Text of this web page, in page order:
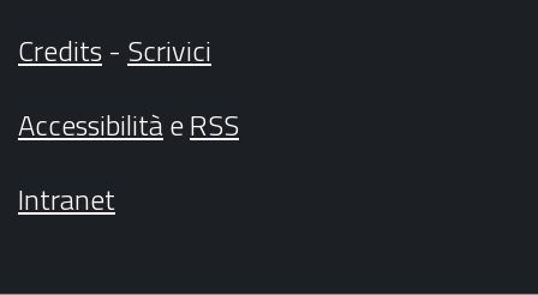
Credits- Scrivici
AccessibilitàeRSS
Intranet